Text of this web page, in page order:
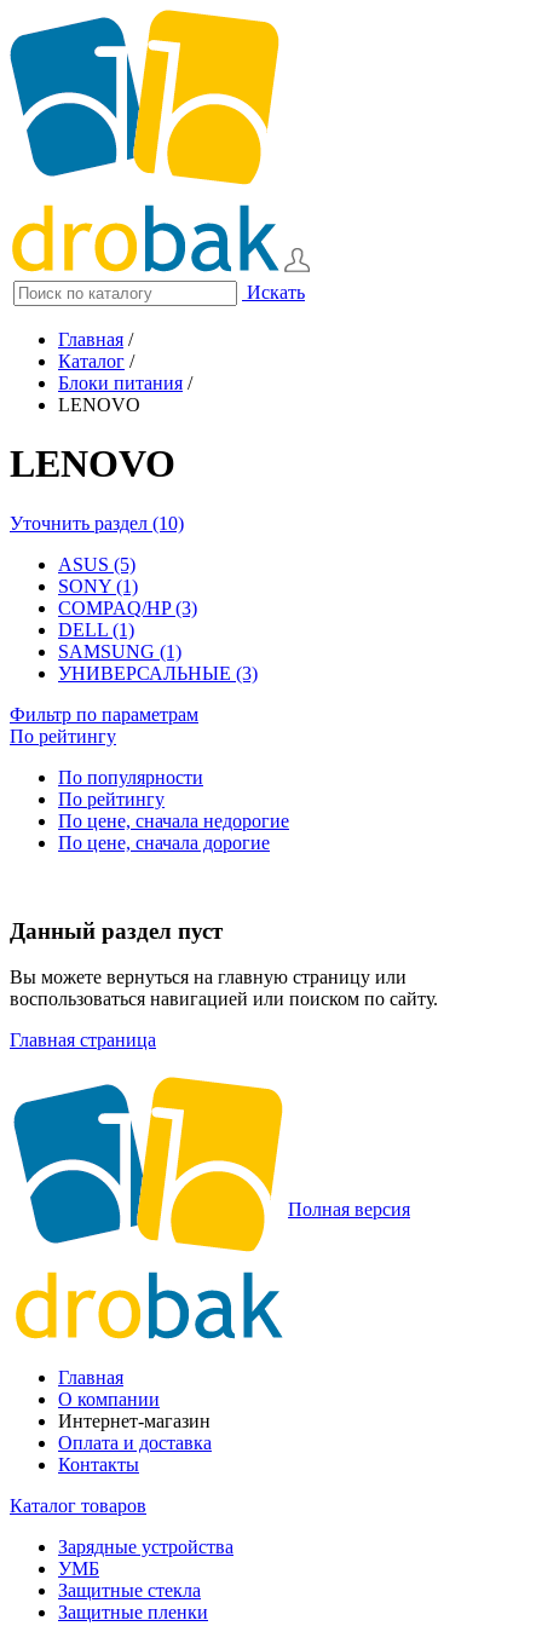
Искать
Главная /
Каталог /
Блоки питания /
LENOVO
LENOVO
Уточнить раздел (10)
ASUS (5)
SONY (1)
COMPAQ/HP (3)
DELL (1)
SAMSUNG (1)
УНИВЕРСАЛЬНЫЕ (3)
Фильтр по параметрам
По рейтингу
По популярности
По рейтингу
По цене, сначала недорогие
По цене, сначала дорогие
Данный раздел пуст
Вы можете вернуться на главную страницу или
воспользоваться навигацией или поиском по сайту.
Главная страница
Полная версия
Главная
О компании
Интернет-магазин
Оплата и доставка
Контакты
Каталог товаров
Зарядные устройства
УМБ
Защитные стекла
Защитные пленки